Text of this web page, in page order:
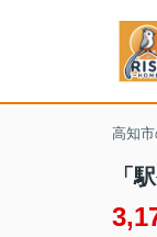
高知
「